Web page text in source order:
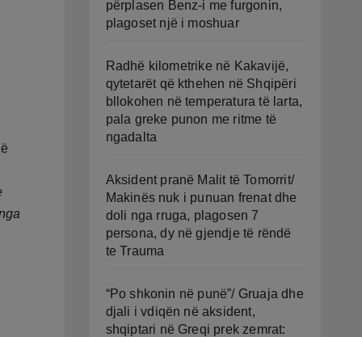
përplasen Benz-i me furgonin,
plagoset një i moshuar
Radhë kilometrike në Kakavijë,
qytetarët që kthehen në Shqipëri
bllokohen në temperatura të larta,
pala greke punon me ritme të
ngadalta
Aksident pranë Malit të Tomorrit/
Makinës nuk i punuan frenat dhe
doli nga rruga, plagosen 7
persona, dy në gjendje të rëndë
te Trauma
“Po shkonin në punë”/ Gruaja dhe
djali i vdiqën në aksident,
shqiptari në Greqi prek zemrat: